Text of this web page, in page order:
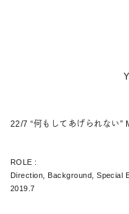
22/7 “何もしてあげられない”
ROLE :
Direction, Background, Special
2019.7